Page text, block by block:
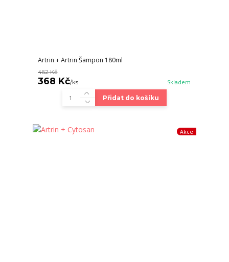
Artrin + Artrin Šampon 180ml
462 Kč
368 Kč/ks Skladem
Přidat do košíku
Akce